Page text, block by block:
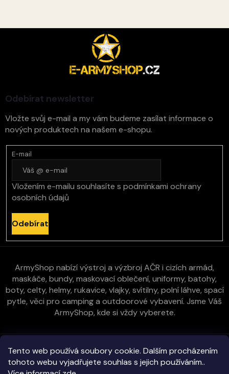
Tento web používá soubory cookie. Dalším procházením
tohoto webu vyjadřujete souhlas s jejich používáním..
Odebírat newsletter
Vložte svůj e-mail a my vám budeme zasílat informace o
nových produktech na našem e-shopu.
E-mail
Vložením e-mailu souhlasíte s podmínkami ochrany
osobních údajů
Odebírat
ArmyShop nabízí výstroj a výzbroj AČR i cizích armád,
maskáče, bundy, maskovací oblečení, uniformy, batohy,
boty, celty, helmy, rukavice, vlajky, svítilny, polní láhve, spací
pytle, věci pro camping a outdoorové vybavení. Jsme Váš
ArmyShop, kde si vždy vyberete.
Zákaznická péče